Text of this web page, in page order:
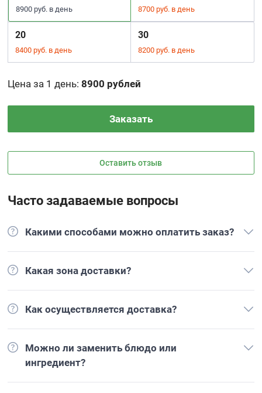
8900 руб. в день 8700 руб. в день
20
8400 руб. в день
30
8200 руб. в день
Цена за 1 день:8900 рублей
Заказать
Оставить отзыв
Часто задаваемые вопросы
Какими способами можно оплатить заказ?
Какая зона доставки?
Как осуществляется доставка?
Можно ли заменить блюдо или
ингредиент?